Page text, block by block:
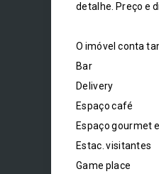
detalhe. Preço e
O imóvel conta
Bar
Delivery
Espaço café
Espaço gourmet
Estac. visitantes
Game place